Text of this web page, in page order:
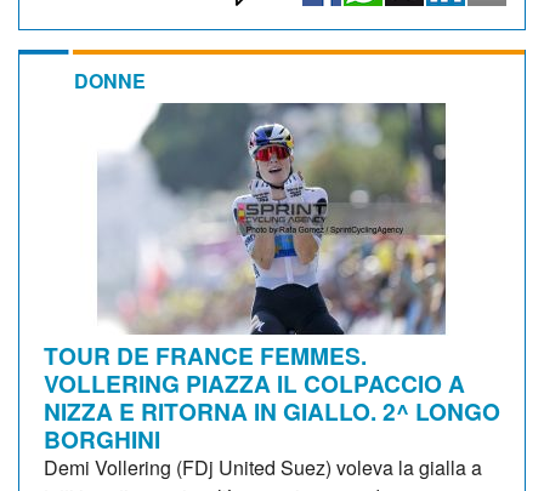
DONNE
TOUR DE FRANCE FEMMES.
VOLLERING PIAZZA IL COLPACCIO A
NIZZA E RITORNA IN GIALLO. 2^ LONGO
BORGHINI
Demi Vollering (FDj United Suez) voleva la gialla a